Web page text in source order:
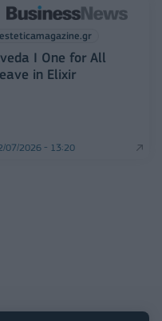
esteticamagazine.gr
I One for All
in Elixir
07/2026 - 13:20